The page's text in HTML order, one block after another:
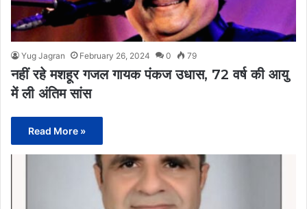
Yug Jagran February 26, 2024 0 79
नहीं रहे मशहूर गजल गायक पंकज उधास, 72 वर्ष की आयु
में ली अंतिम सांस
Read More »